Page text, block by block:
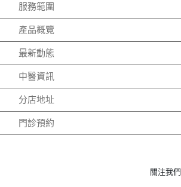
服務範圍
產品概覽
最新動態
中醫資訊
分店地址
門診預約
關注我們